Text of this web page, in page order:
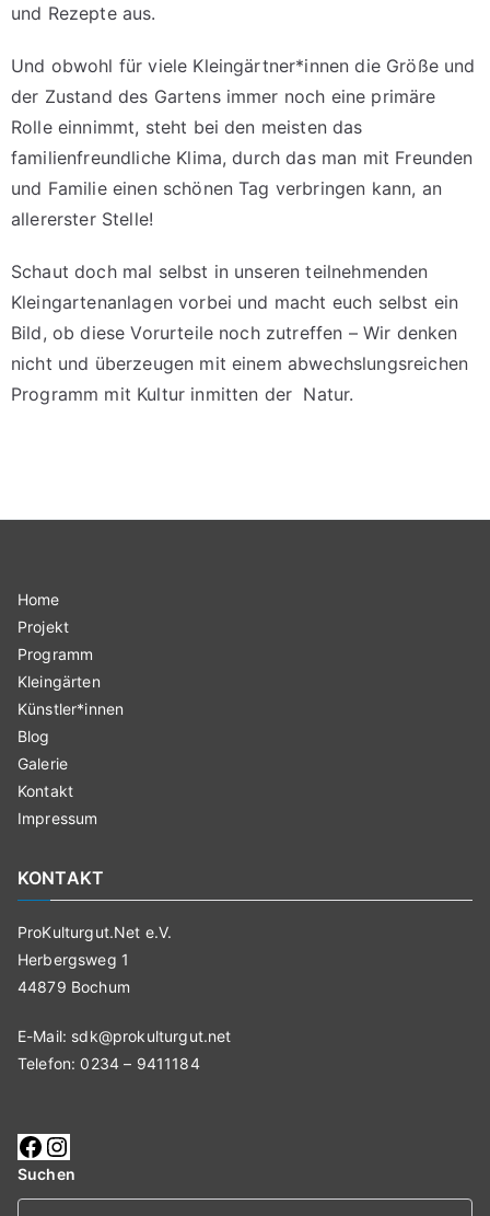
und Rezepte aus.
Und obwohl für viele Kleingärtner*innen die Größe und
der Zustand des Gartens immer noch eine primäre
Rolle einnimmt, steht bei den meisten das
familienfreundliche Klima, durch das man mit Freunden
und Familie einen schönen Tag verbringen kann, an
allererster Stelle!
Schaut doch mal selbst in unserenteilnehmenden
Kleingartenanlagenvorbei und macht euch selbst ein
Bild, ob diese Vorurteile noch zutreffen – Wir denken
nicht und überzeugen mit einem abwechslungsreichen
Programm mit Kultur inmitten der Natur.
Home
Projekt
Programm
Kleingärten
Künstler*innen
Blog
Galerie
Kontakt
Impressum
KONTAKT
ProKulturgut.Net e.V.
Herbergsweg 1
44879 Bochum
E-Mail: sdk@prokulturgut.net
Telefon: 0234 – 9411184
Suchen